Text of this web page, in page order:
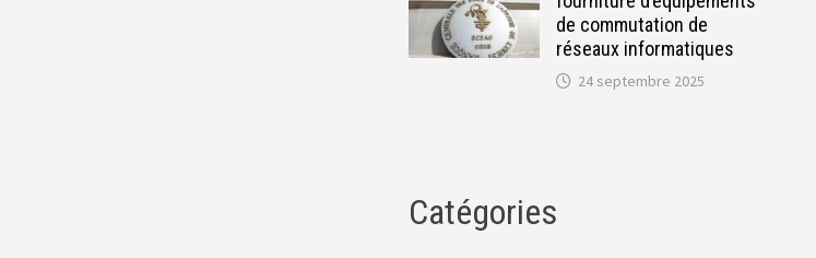
de commutation de
réseaux informatiques
24 septembre 2025
Catégories